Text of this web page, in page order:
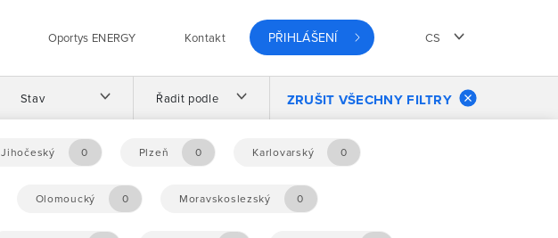
Oportys ENERGY Kontakt PŘIHLÁŠENÍ CS
Jihočeský 0 Plzeň 0 Karlovarský 0
Olomoucký 0 Moravskoslezský 0
Stav Řadit podle ZRUŠIT VŠECHNY FILTRY